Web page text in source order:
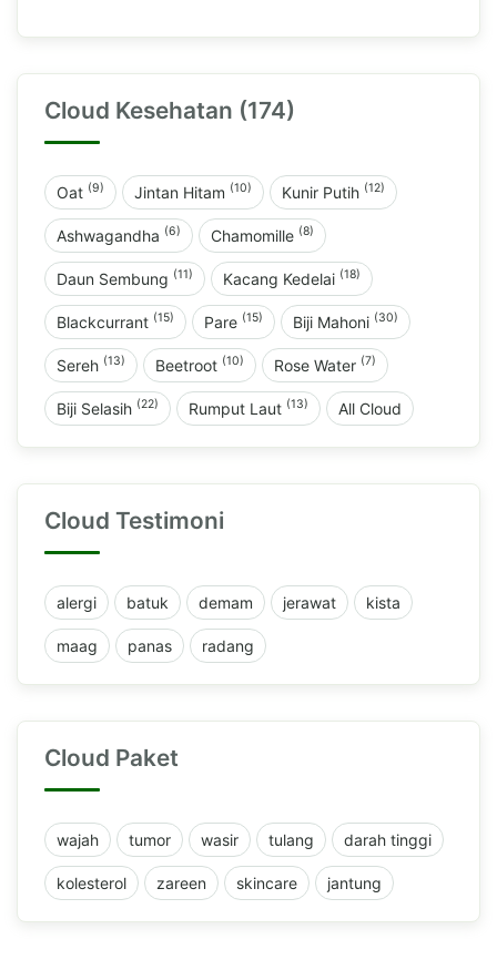
Cloud Kesehatan (174)
Oat (9) Jintan Hitam (10) Kunir Putih (12)
Ashwagandha (6) Chamomille (8)
Daun Sembung (11) Kacang Kedelai (18)
Blackcurrant (15) Pare (15) Biji Mahoni (30)
Sereh (13) Beetroot (10) Rose Water (7)
Biji Selasih (22) Rumput Laut (13) All Cloud
Cloud Testimoni
alergi batuk demam jerawat kista
maag panas radang
Cloud Paket
wajah tumor wasir tulang darah tinggi
kolesterol zareen skincare jantung